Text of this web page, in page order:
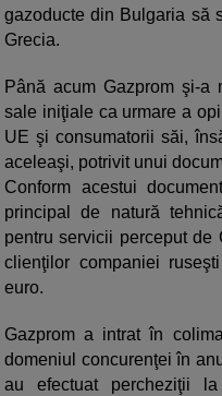
gazoducte din Bulgaria să
Grecia.
Până acum Gazprom şi-a
sale iniţiale ca urmare a
UE şi consumatorii săi,
aceleaşi, potrivit unui
Conform acestui
principal de natură
pentru servicii perceput de
clienţilor companiei
euro.
Gazprom a intrat în
domeniul concurenţei în
au efectuat percheziţii